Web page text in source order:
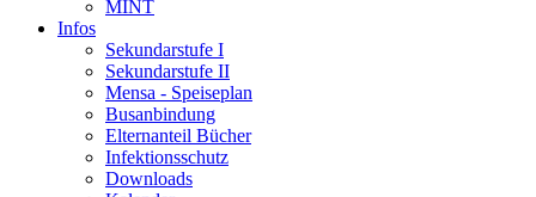
MINT
Infos
Sekundarstufe I
Sekundarstufe II
Mensa - Speiseplan
Busanbindung
Elternanteil Bücher
Infektionsschutz
Downloads